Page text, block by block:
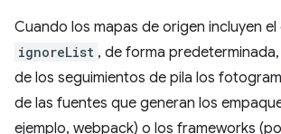
Cuando los mapas de origen incluyen el
ignoreList , de forma predeterminada,
de los seguimientos de pila los
de las fuentes que generan los
ejemplo, webpack) o los frameworks